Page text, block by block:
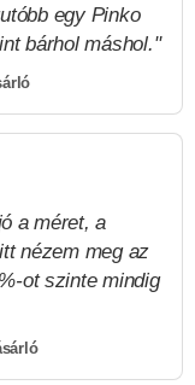
egy Pinko
bárhol máshol."
a méret, a
nézem meg az
ot szinte mindig